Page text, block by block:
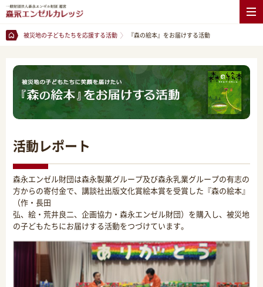
被災地の子どもたちを応援する活動 『森の絵本』をお届けする活動
活動レポート
森永エンゼル財団は森永製菓グループ及び森永乳業グループの有志の
方からの寄付金で、講談社出版文化賞絵本賞を受賞した『森の絵本』
（作・長田
弘、絵・荒井良二、企画協力・森永エンゼル財団）を購入し、被災地
の子どもたちにお届けする活動をつづけています。